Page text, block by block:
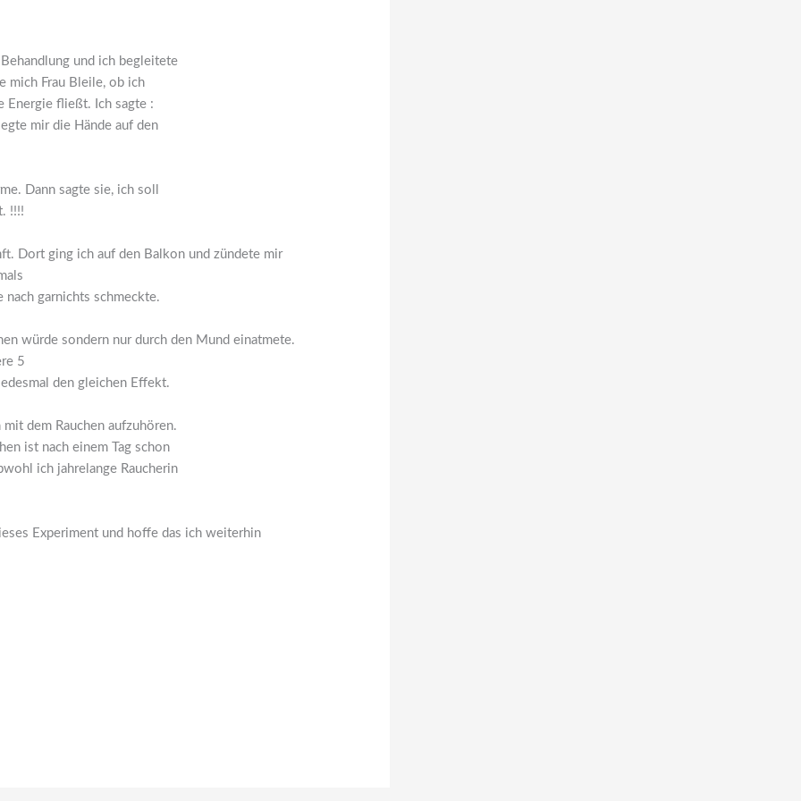
und ich begleitete
mich Frau Bleile, ob ich
Energie fließt. Ich sagte :
mir die Hände auf den
Dann sagte sie, ich soll
!!!!
Dort ging ich auf den Balkon und zündete mir
nach garnichts schmeckte.
würde sondern nur durch den Mund einatmete.
5
den gleichen Effekt.
dem Rauchen aufzuhören.
ist nach einem Tag schon
ich jahrelange Raucherin
Experiment und hoffe das ich weiterhin